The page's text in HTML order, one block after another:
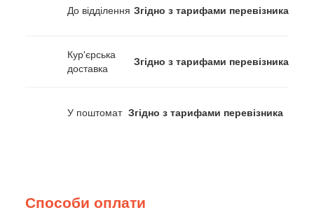
До відділення Згідно з тарифами перевізника
Кур'єрська
доставка
Згідно з тарифами перевізника
У поштомат Згідно з тарифами перевізника
Способи оплати